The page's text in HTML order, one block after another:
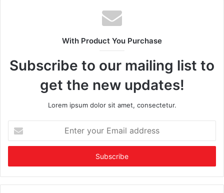
With Product You Purchase
Subscribe to our mailing list to
get the new updates!
Lorem ipsum dolor sit amet, consectetur.
your
Email